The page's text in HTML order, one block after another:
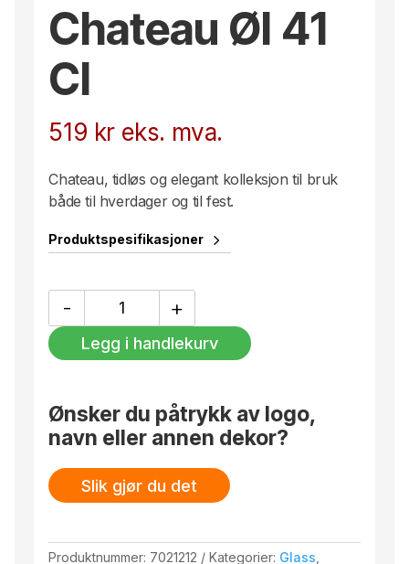
Chateau Øl 41
Cl
519 kr eks. mva.
Chateau, tidløs og elegant kolleksjon til bruk
både til hverdager og til fest.
Produktspesifikasjoner
-
41
Cl
+
Legg i handlekurv
Ønsker du påtrykk av logo,
navn eller annen dekor?
Slik gjør du det
Produktnummer: 7021212 Kategorier: Glass